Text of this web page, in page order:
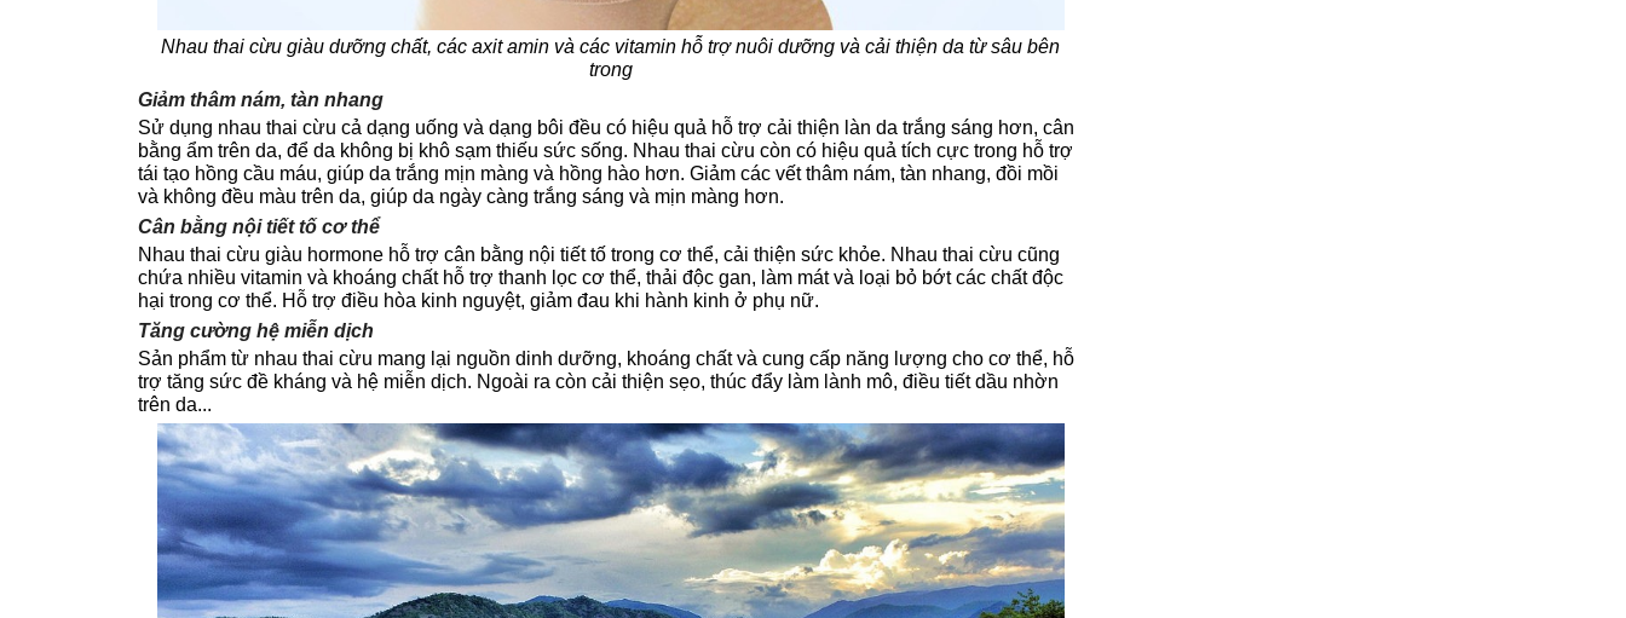
Nhau thai cừu giàu dưỡng chất, các axit amin và các vitamin hỗ trợ nuôi dưỡng và cải thiện da từ sâu bên
trong
Giảm thâm nám, tàn nhang
Sử dụng nhau thai cừu cả dạng uống và dạng bôi đều có hiệu quả hỗ trợ cải thiện làn da trắng sáng hơn, cân
bằng ẩm trên da, để da không bị khô sạm thiếu sức sống. Nhau thai cừu còn có hiệu quả tích cực trong hỗ trợ
tái tạo hồng cầu máu, giúp da trắng mịn màng và hồng hào hơn. Giảm các vết thâm nám, tàn nhang, đồi mồi
và không đều màu trên da, giúp da ngày càng trắng sáng và mịn màng hơn.
Cân bằng nội tiết tố cơ thể
Nhau thai cừu giàu hormone hỗ trợ cân bằng nội tiết tố trong cơ thể, cải thiện sức khỏe. Nhau thai cừu cũng
chứa nhiều vitamin và khoáng chất hỗ trợ thanh lọc cơ thể, thải độc gan, làm mát và loại bỏ bớt các chất độc
hại trong cơ thể. Hỗ trợ điều hòa kinh nguyệt, giảm đau khi hành kinh ở phụ nữ.
Tăng cường hệ miễn dịch
Sản phẩm từ nhau thai cừu mang lại nguồn dinh dưỡng, khoáng chất và cung cấp năng lượng cho cơ thể, hỗ
trợ tăng sức đề kháng và hệ miễn dịch. Ngoài ra còn cải thiện sẹo, thúc đẩy làm lành mô, điều tiết dầu nhờn
trên da...